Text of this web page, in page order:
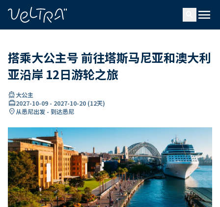
menu
搭乘大公主号 前往塔斯马尼亚和澳大利
亚沿岸 12日游轮之旅
directions_boat大公主
card_travel2027-10-09 - 2027-10-20 (12天)
location_on从悉尼出发 - 到达悉尼